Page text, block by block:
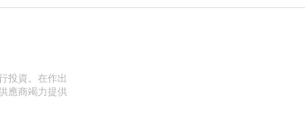
投資。在作出
應商竭力提供